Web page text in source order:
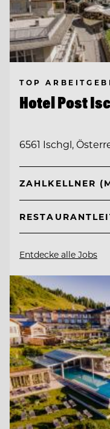
TOP
Hotel Post
6561 Ischgl,
ZAHLKELLNER
Entdecke alle Jobs